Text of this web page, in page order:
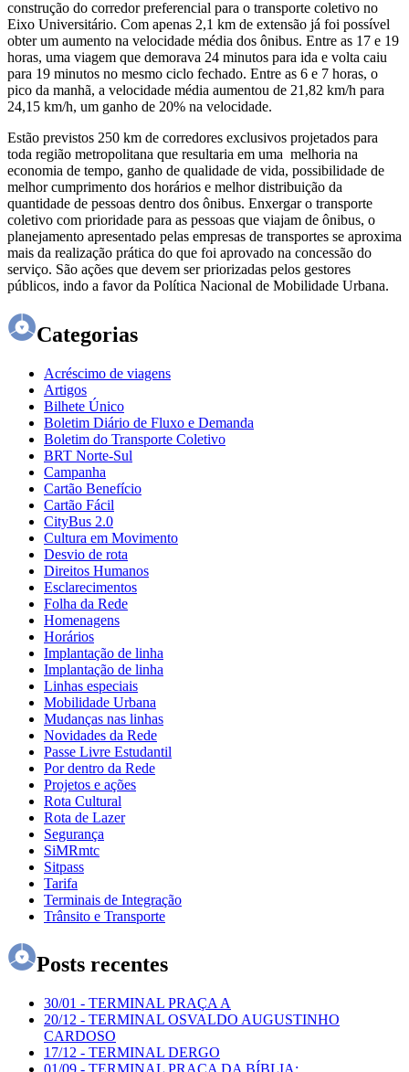
construção do corredor preferencial para o transporte coletivo no
Eixo Universitário. Com apenas 2,1 km de extensão já foi possível
obter um aumento na velocidade média dos ônibus. Entre as 17 e 19
horas, uma viagem que demorava 24 minutos para ida e volta caiu
para 19 minutos no mesmo ciclo fechado. Entre as 6 e 7 horas, o
pico da manhã, a velocidade média aumentou de 21,82 km/h para
24,15 km/h, um ganho de 20% na velocidade.
Estão previstos 250 km de corredores exclusivos projetados para
toda região metropolitana que resultaria em uma melhoria na
economia de tempo, ganho de qualidade de vida, possibilidade de
melhor cumprimento dos horários e melhor distribuição da
quantidade de pessoas dentro dos ônibus. Enxergar o transporte
coletivo com prioridade para as pessoas que viajam de ônibus, o
planejamento apresentado pelas empresas de transportes se aproxima
mais da realização prática do que foi aprovado na concessão do
serviço. São ações que devem ser priorizadas pelos gestores
públicos, indo a favor da Política Nacional de Mobilidade Urbana.
Categorias
Acréscimo de viagens
Artigos
Bilhete Único
Boletim Diário de Fluxo e Demanda
Boletim do Transporte Coletivo
BRT Norte-Sul
Campanha
Cartão Benefício
Cartão Fácil
CityBus 2.0
Cultura em Movimento
Desvio de rota
Direitos Humanos
Esclarecimentos
Folha da Rede
Homenagens
Horários
Implantação de linha
Implantação de linha
Linhas especiais
Mobilidade Urbana
Mudanças nas linhas
Novidades da Rede
Passe Livre Estudantil
Por dentro da Rede
Projetos e ações
Rota Cultural
Rota de Lazer
Segurança
SiMRmtc
Sitpass
Tarifa
Terminais de Integração
Trânsito e Transporte
Posts recentes
30/01 - TERMINAL PRAÇA A
20/12 - TERMINAL OSVALDO AUGUSTINHO
CARDOSO
17/12 - TERMINAL DERGO